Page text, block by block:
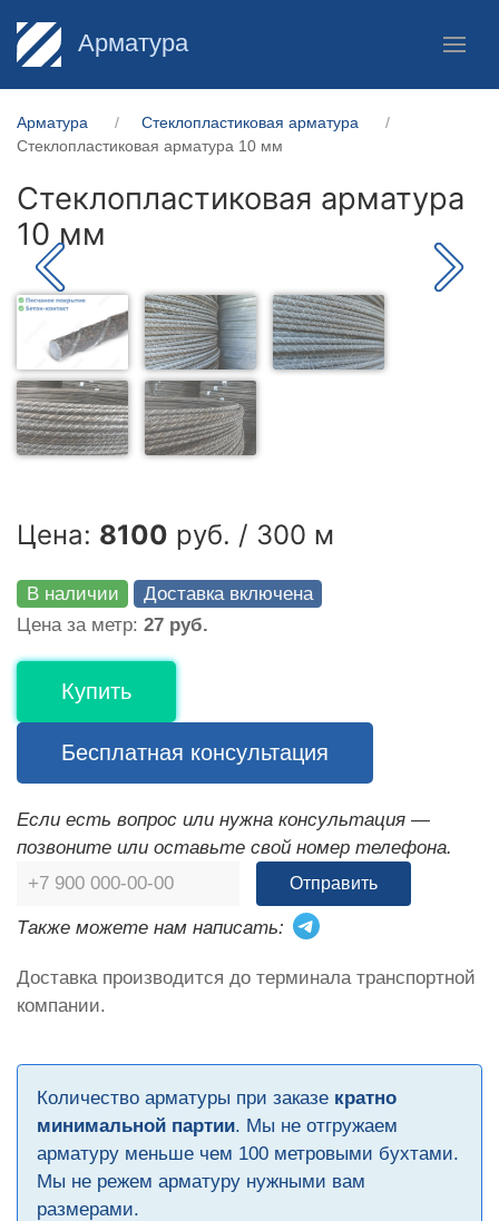
Арматура
Арматура
Стеклопластиковая арматура
Стеклопластиковая арматура 10 мм
Стеклопластиковая арматура
10 мм
Цена: 8100 руб. / 300 м
В наличии
Доставка включена
Цена за метр: 27 руб.
Купить
Бесплатная консультация
Если есть вопрос или нужна консультация —
позвоните или оставьте свой номер телефона.
Отправить
Также можете нам написать:
Доставка производится до терминала транспортной
компании.
Количество арматуры при заказе кратно
минимальной партии. Мы не отгружаем
арматуру меньше чем 100 метровыми бухтами.
Мы не режем арматуру нужными вам
размерами.